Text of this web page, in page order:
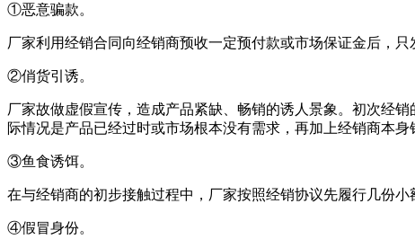
①恶意骗款。
厂家利用经销合同向经销商预收一定预付款或市场保证金后，
②俏货引诱。
厂家故做虚假宣传，造成产品紧缺、畅销的诱人景象。初次经
际情况是产品已经过时或市场根本没有需求，再加上经销商本
③鱼食诱饵。
在与经销商的初步接触过程中，厂家按照经销协议先履行几份
④假冒身份。